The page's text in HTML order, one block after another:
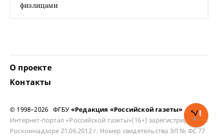
физлицами
О проекте
Контакты
© 1998–2026 ФГБУ «Редакция «Российской газеты»
Интернет-портал «Российской газеты»(16+) зарегистрирован в
Роскомнадзоре 21.06.2012 г. Номер свидетельства ЭЛ № ФС 77